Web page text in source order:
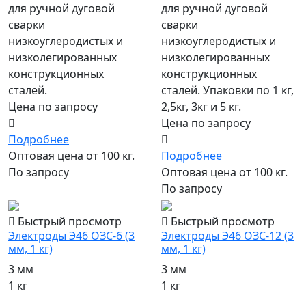
для ручной дуговой
сварки
низкоуглеродистых и
низколегированных
конструкционных
сталей.
Цена по запросу
Подробнее
Оптовая цена от 100 кг.
По запросу
для ручной дуговой
сварки
низкоуглеродистых и
низколегированных
конструкционных
сталей. Упаковки по 1 кг,
2,5кг, 3кг и 5 кг.
Цена по запросу
Подробнее
Оптовая цена от 100 кг.
По запросу
Быстрый просмотр
Электроды Э46 ОЗС-6 (3
мм, 1 кг)
3 мм
1 кг
Быстрый просмотр
Электроды Э46 ОЗС-12 (3
мм, 1 кг)
3 мм
1 кг